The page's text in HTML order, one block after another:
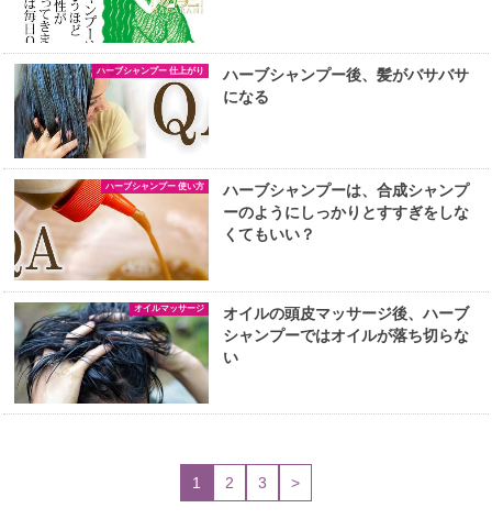
ハーブシャンプー 仕上がり
ハーブシャンプー後、髪がバサバサ
になる
ハーブシャンプー 使い方
ハーブシャンプーは、合成シャンプ
ーのようにしっかりとすすぎをしな
くてもいい？
オイルマッサージ
オイルの頭皮マッサージ後、ハーブ
シャンプーではオイルが落ち切らな
い
1 2 3 >